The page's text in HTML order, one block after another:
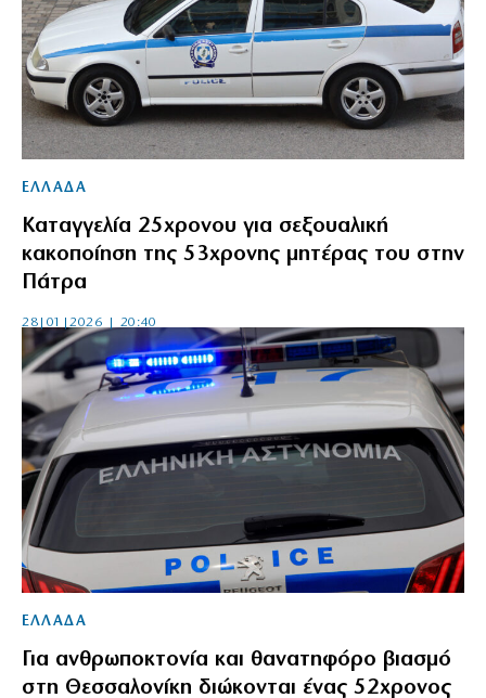
ΕΛΛΑΔΑ
Καταγγελία 25χρονου για σεξουαλική
κακοποίηση της 53χρονης μητέρας του στην
Πάτρα
28|01|2026 | 20:40
ΕΛΛΑΔΑ
Για ανθρωποκτονία και θανατηφόρο βιασμό
στη Θεσσαλονίκη διώκονται ένας 52χρονος